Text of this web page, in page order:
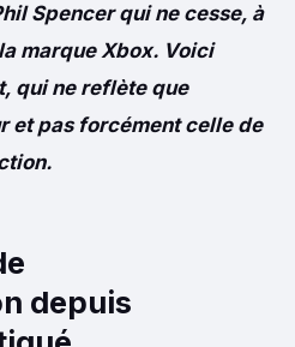
Spencer qui ne cesse, à
marque Xbox. Voici
qui ne reflète que
et pas forcément celle de
depuis